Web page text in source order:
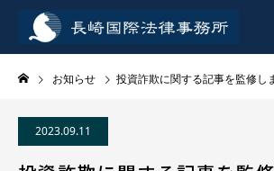
お知らせ 投資詐欺に関する記事を監修し
2023.09.11